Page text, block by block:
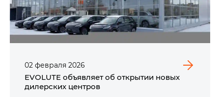
02 февраля 2026
EVOLUTE объявляет об открытии новых
дилерских центров